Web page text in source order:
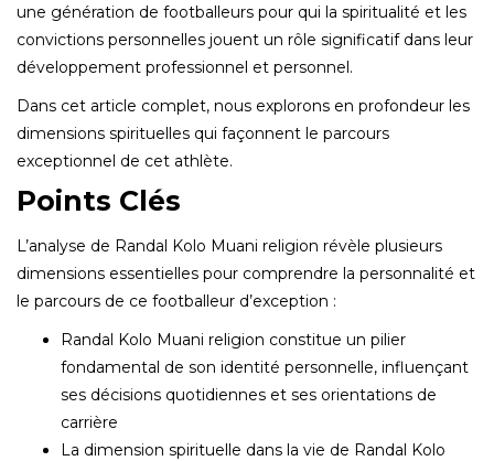
une génération de footballeurs pour qui la spiritualité et les
convictions personnelles jouent un rôle significatif dans leur
développement professionnel et personnel.
Dans cet article complet, nous explorons en profondeur les
dimensions spirituelles qui façonnent le parcours
exceptionnel de cet athlète.
Points Clés
L’analyse de Randal Kolo Muani religion révèle plusieurs
dimensions essentielles pour comprendre la personnalité et
le parcours de ce footballeur d’exception :
Randal Kolo Muani religion constitue un pilier
fondamental de son identité personnelle, influençant
ses décisions quotidiennes et ses orientations de
carrière
La dimension spirituelle dans la vie de Randal Kolo